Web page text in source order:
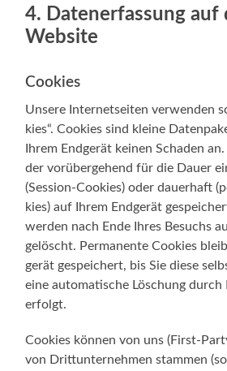
4. Datenerfassung auf
Website
Cookies
Unse­re Inter­net­sei­ten ver­wen­den
kies“. Coo­kies sind klei­ne
Ihrem End­ge­rät kei­nen Scha­den
der vor­über­ge­hend für die Dau­er
(Session-Cookies) oder dau­er­haft
kies) auf Ihrem End­ge­rät
wer­den nach Ende Ihres Besuchs
gelöscht. Per­ma­nen­te Coo­kies
ge­rät gespei­chert, bis Sie die­se
eine auto­ma­ti­sche Löschung
erfolgt.
Coo­kies kön­nen von uns (First-
von Dritt­un­ter­neh­men stam­men